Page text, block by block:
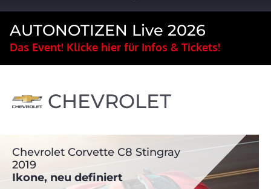
AUTONOTIZEN Live 2026
Das Event! Klicke hier für Infos & Tickets!
CHEVROLET
Chevrolet Corvette C8 Stingray
2019
Ikone, neu definiert